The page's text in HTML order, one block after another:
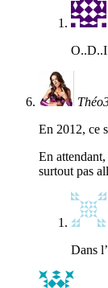
En 2012, ce
En
surtout pas
Dans